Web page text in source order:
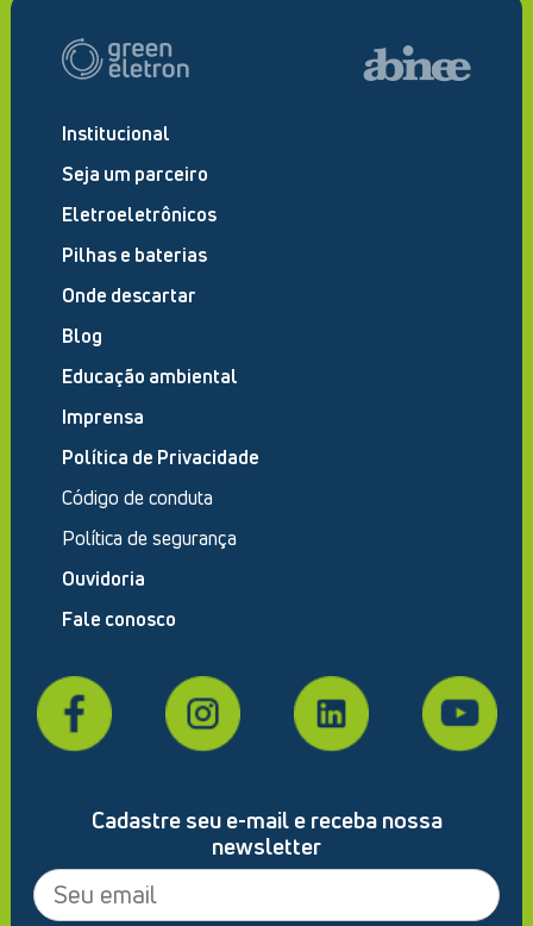
Institucional
Seja um parceiro
Eletroeletrônicos
Pilhas e baterias
Onde descartar
Blog
Educação ambiental
Imprensa
Política de Privacidade
Código de conduta
Política de segurança
Ouvidoria
Fale conosco
Cadastre seu e-mail e receba nossa
newsletter